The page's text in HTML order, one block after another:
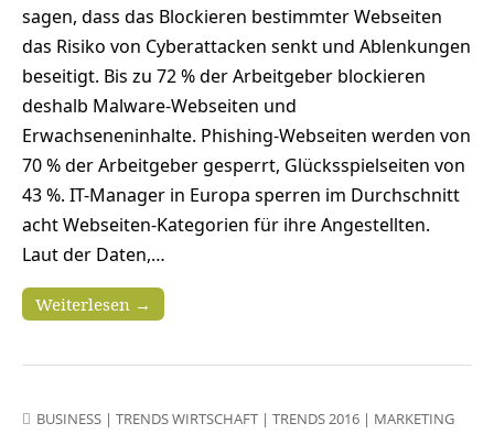
sagen, dass das Blockieren bestimmter Webseiten
das Risiko von Cyberattacken senkt und Ablenkungen
beseitigt. Bis zu 72 % der Arbeitgeber blockieren
deshalb Malware-Webseiten und
Erwachseneninhalte. Phishing-Webseiten werden von
70 % der Arbeitgeber gesperrt, Glücksspielseiten von
43 %. IT-Manager in Europa sperren im Durchschnitt
acht Webseiten-Kategorien für ihre Angestellten.
Laut der Daten,…
Weiterlesen →
BUSINESS | TRENDS WIRTSCHAFT | TRENDS 2016 | MARKETING